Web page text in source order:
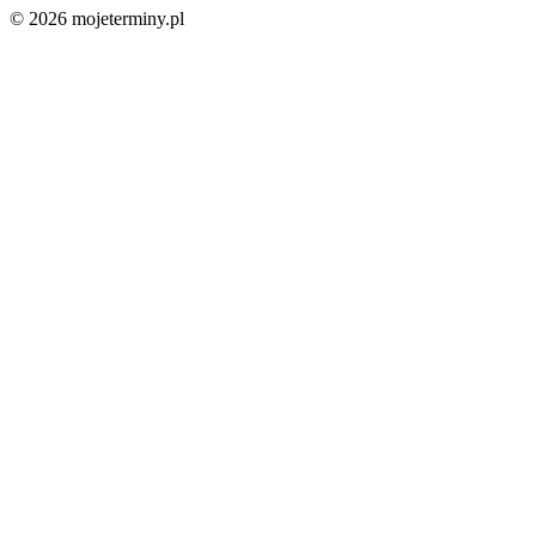
© 2026 mojeterminy.pl